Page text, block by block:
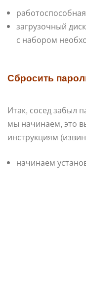
загрузочный
с набором
Сбросить
Итак, сосед забыл
мы начинаем, это
инструкциям
начинаем